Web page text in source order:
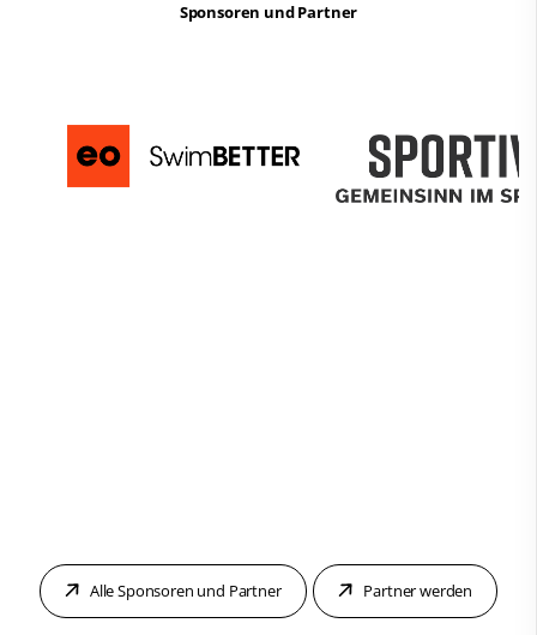
Sponsoren und Partner
Alle Sponsoren und Partner Partner werden